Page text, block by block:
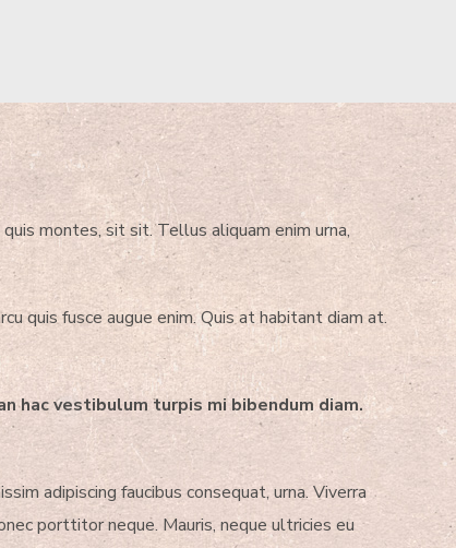
montes, sit sit. Tellus aliquam enim urna,
quis fusce augue enim. Quis at habitant diam at.
hac vestibulum turpis mi bibendum diam.
adipiscing faucibus consequat, urna. Viverra
porttitor neque. Mauris, neque ultricies eu